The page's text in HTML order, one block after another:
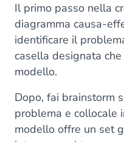
Il primo passo nella
diagramma causa-
identificare il
casella designata
modello.
Dopo, fai brainstorm
problema e collocale
modello offre un set